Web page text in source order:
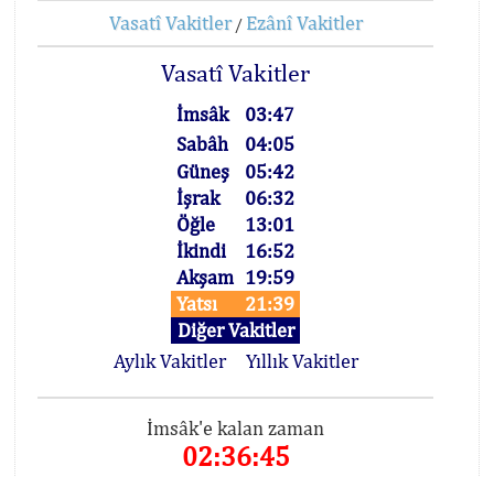
Vasatî Vakitler/ Ezânî Vakitler
Vasatî Vakitler
İmsâk
03:47
Sabâh
04:05
Güneş
05:42
İşrak
06:32
Öğle
13:01
İkindi
16:52
Akşam 19:59
Yatsı
21:39
Diğer Vakitler
Aylık Vakitler
Yıllık Vakitler
İmsâk'e kalan zaman
02:36:45